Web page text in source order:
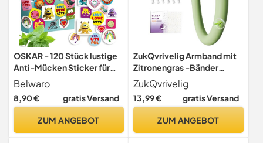
OSKAR - 120 Stück lustige
Anti-Mücken Sticker für
Kinder - Super Soft - 100%
natürlicher Mückenschutz
dank Citronella+Minze -
Camping+Wandern,
Belwaro
8,90 € gratis Versand
ZUM ANGEBOT
ZukQvrivelig Armband mit
Zitronengras -Bänder
Erwachsene,Nachfüllbar 6
Sechs(2/Packung +
Schlafpflaster) -
Kinder und Erwachsene
ZukQvrivelig
13,99 € gratis Versand
ZUM ANGEBOT